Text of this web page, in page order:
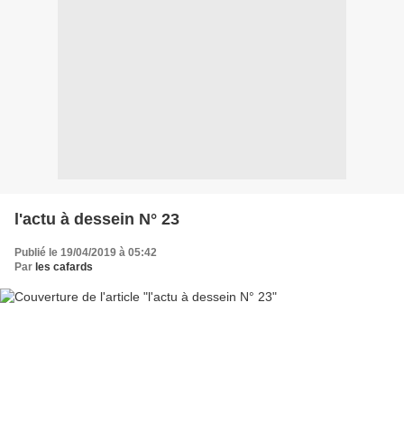
l'actu à dessein N° 23
Publié le 19/04/2019 à 05:42
Par les cafards